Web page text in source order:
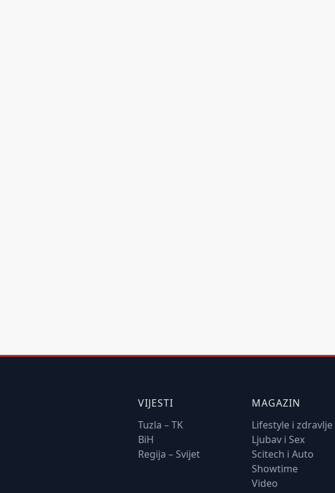
VIJESTI
Tuzla – TK
BiH
Regija – Svijet
MAGAZIN
Lifestyle i zdravlje
Ljubav i Sex
Scitech i Auto
Showtime
Video